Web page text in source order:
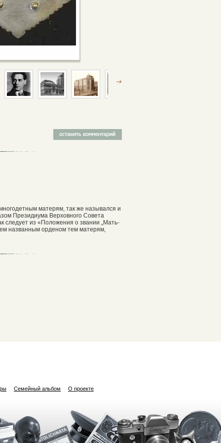
матерям, так же назывался и
Президиума Верховного Совета
следует из «Положения о звании „Мать-
названным орденом тем матерям,
Семейный альбом О проекте